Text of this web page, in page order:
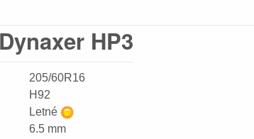
HP3
205/60R16
H92
Letné
6.5 mm